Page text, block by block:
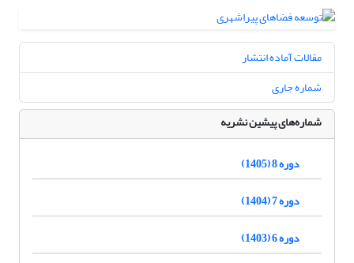
مقالات آماده انتشار
شماره جاری
شماره‌های پیشین نشریه
دوره 8 (1405)
دوره 7 (1404)
دوره 6 (1403)